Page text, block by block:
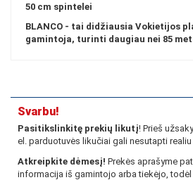
50 cm spintelei
BLANCO - tai didžiausia Vokietijos
gamintoja, turinti daugiau nei 85
Svarbu!
Pasitikslinkitę prekių likutį! Prieš
el. parduotuvės likučiai gali nesutapti
Atkreipkite dėmesį! Prekės aprašyme
informacija iš gamintojo arba tiekėjo,